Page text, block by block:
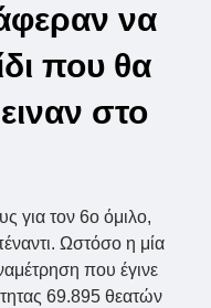
να
που θα
στο
για τον 6ο όμιλο,
Ωστόσο η μία
που έγινε
69.895 θεατών